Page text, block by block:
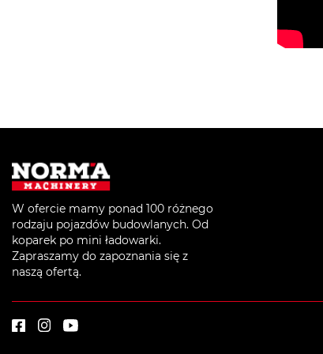
W ofercie mamy ponad 100 różnego
rodzaju pojazdów budowlanych. Od
koparek po mini ładowarki.
Zapraszamy do zapoznania się z
naszą ofertą.